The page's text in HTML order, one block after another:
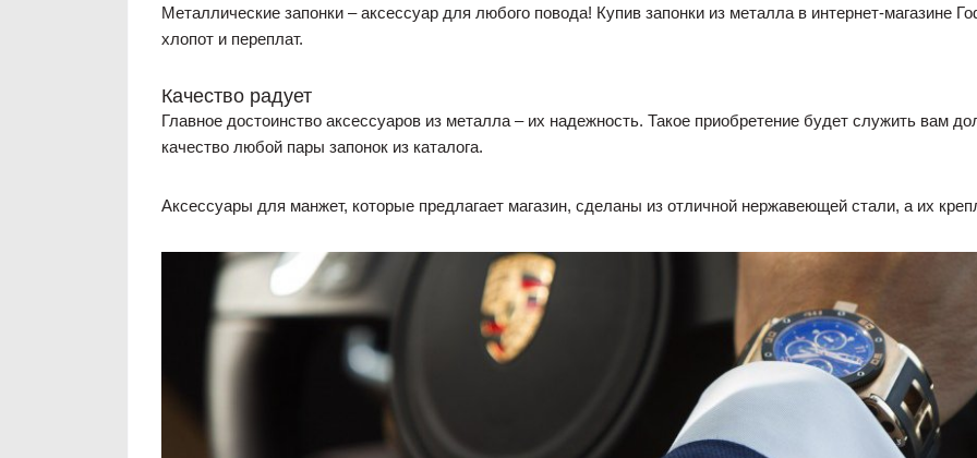
Металлические запонки – аксессуар для любого повода! Купив запонки из металла в интернет-магазине
хлопот и переплат.
Качество радует
Главное достоинство аксессуаров из металла – их надежность. Такое приобретение будет служить вам
качество любой пары запонок из каталога.
Аксессуары для манжет, которые предлагает магазин, сделаны из отличной нержавеющей стали, а их